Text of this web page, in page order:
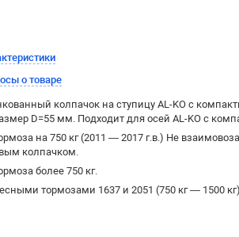
о товаре
колпачок на ступицу AL-KO с
D=55 мм. Подходит для осей AL-KO с
на 750 кг (2011 — 2017 г.в.) Не
колпачком.
более 750 кг.
тормозами 1637 и 2051 (750 кг — 1500